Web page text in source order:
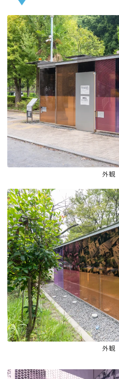
外観
外観